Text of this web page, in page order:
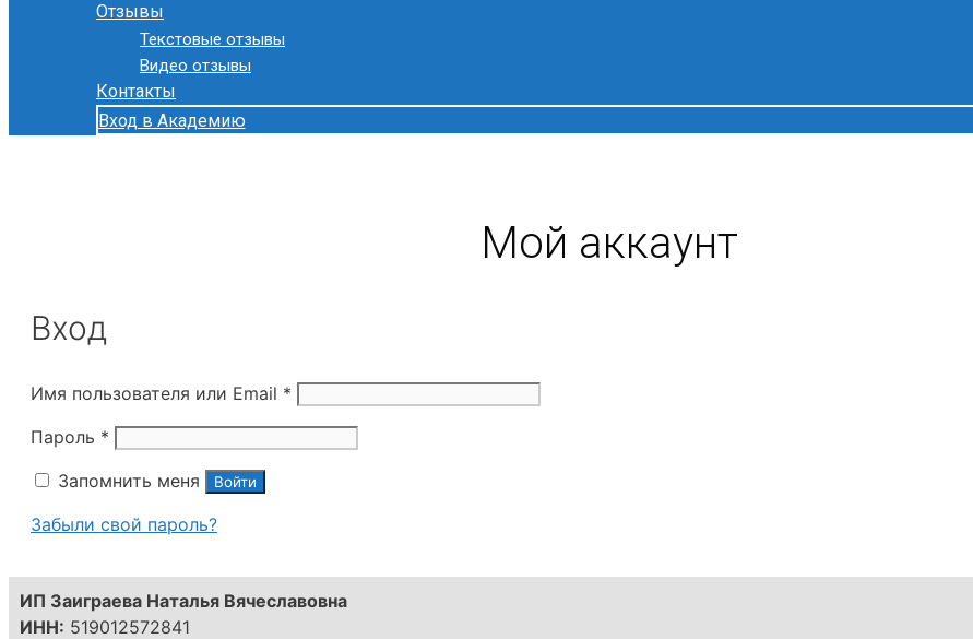
Отзывы
Текстовые отзывы
Видео отзывы
Контакты
Вход в Академию
Мой аккаунт
Вход
Имя пользователя или Email * Обязательно
Пароль * Обязательно
Запомнить меня Войти
Забыли свой пароль?
ИП Заиграева Наталья Вячеславовна
ИНН: 519012572841